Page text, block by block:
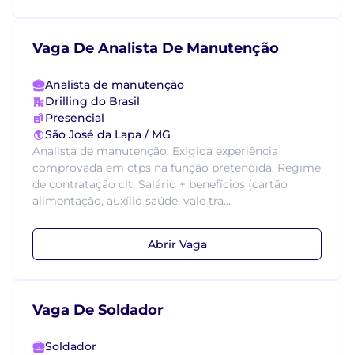
Vaga De Analista De Manutenção
Analista de manutenção
Drilling do Brasil
Presencial
São José da Lapa / MG
Analista de manutenção. Exigida experiência
comprovada em ctps na função pretendida. Regime
de contratação clt. Salário + benefícios (cartão
alimentação, auxílio saúde, vale tra...
Abrir Vaga
Vaga De Soldador
Soldador